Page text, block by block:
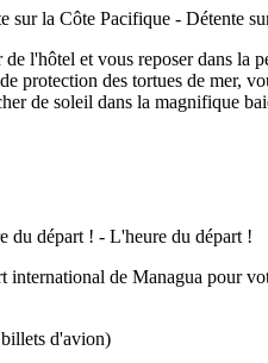
l'hôtel et vous reposer dans la
protection des tortues de mer,
de soleil dans la magnifique
international de Managua pour
d'avion)